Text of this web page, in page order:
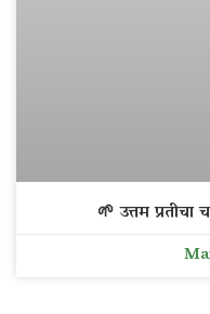
🌱 उत्तम